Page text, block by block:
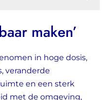
maken’
in hoge dosis,
veranderde
en een sterk
met de omgeving,